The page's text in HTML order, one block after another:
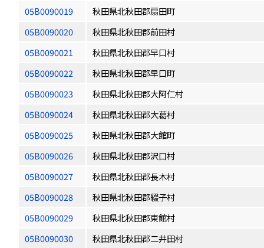
05B0090019
秋田県北秋田郡扇田町
05B0090020
秋田県北秋田郡前田村
05B0090021
秋田県北秋田郡早口村
05B0090022
秋田県北秋田郡早口町
05B0090023
秋田県北秋田郡大阿仁村
05B0090024
秋田県北秋田郡大葛村
05B0090025
秋田県北秋田郡大館町
05B0090026
秋田県北秋田郡沢口村
05B0090027
秋田県北秋田郡長木村
05B0090028
秋田県北秋田郡綴子村
05B0090029
秋田県北秋田郡東館村
05B0090030
秋田県北秋田郡二井田村